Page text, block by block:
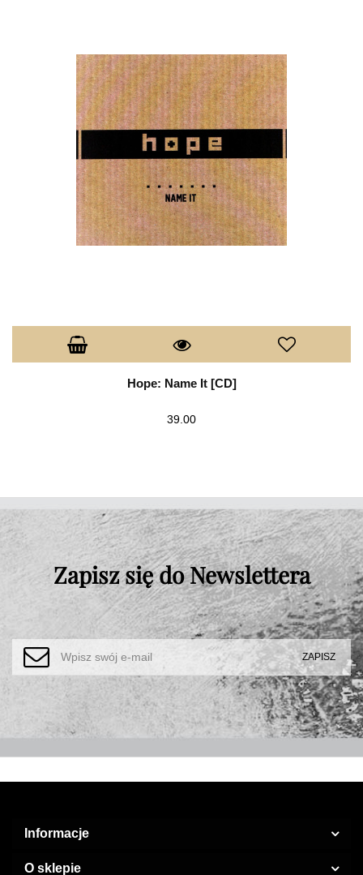
Hope: Name It [CD]
39.00
Zapisz się do Newslettera
Informacje
O sklepie